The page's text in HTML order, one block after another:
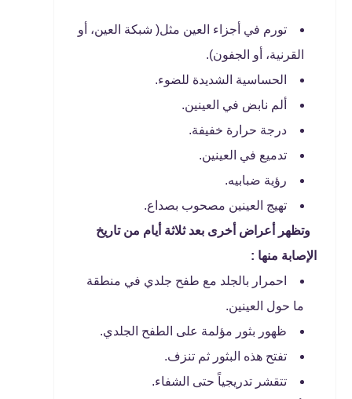
تورم في أجزاء العين مثل( شبكة العين، أو
القرنية، أو الجفون).
الحساسية الشديدة للضوء.
ألم نابض في العينين.
درجة حرارة خفيفة.
تدميع في العينين.
رؤية ضبابيه.
تهيج العينين مصحوب بصداع.
وتظهر أعراض أخرى بعد ثلاثة أيام من تاريخ
الإصابة منها :
احمرار بالجلد مع طفح جلدي في منطقة
ما حول العينين.
ظهور بثور مؤلمة على الطفح الجلدي.
تفتح هذه البثور ثم تنزف.
تتقشر تدريجياً حتى الشفاء.